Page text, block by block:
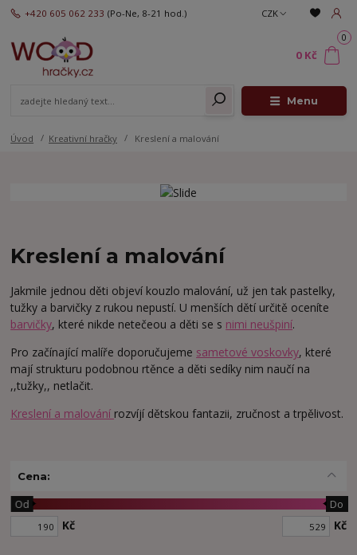
Menu
CZK
+420 605 062 233 (Po-Ne, 8-21 hod.)
0
0 Kč
Úvod Kreativní hračky Kreslení a malování
Kreslení a malování
Jakmile jednou děti objeví kouzlo malování, už jen tak pastelky,
tužky a barvičky z rukou nepustí. U menších dětí určitě oceníte
barvičky, které nikde netečeou a děti se s nimi neušpiní.
Pro začínající malíře doporučujeme sametové voskovky, které
mají strukturu podobnou rtěnce a děti sedíky nim naučí na
,,tužky,, netlačit.
Kreslení a malování rozvíjí dětskou fantazii, zručnost a trpělivost.
Cena:
Kč
Od Do
Kč